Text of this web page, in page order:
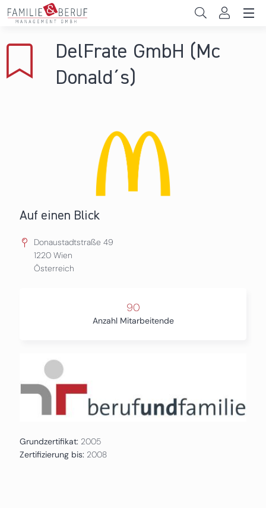
Direkt zum Inhalt
Gemeinden
DelFrate GmbH (Mc
Donald´s)
Auf einen Blick
Donaustadtstraße 49
1220 Wien
Österreich
90
Anzahl Mitarbeitende
Grundzertifikat: 2005
Zertifizierung bis: 2008